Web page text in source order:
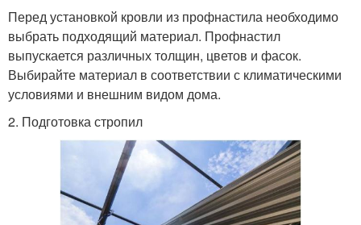
Перед установкой кровли из профнастила необходимо
выбрать подходящий материал. Профнастил
выпускается различных толщин, цветов и фасок.
Выбирайте материал в соответствии с климатическими
условиями и внешним видом дома.
2. Подготовка стропил